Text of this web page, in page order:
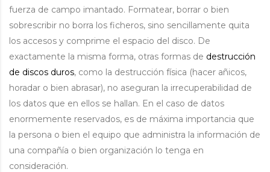
fuerza de campo imantado. Formatear, borrar o bien
sobrescribir no borra los ficheros, sino sencillamente quita
los accesos y comprime el espacio del disco. De
exactamente la misma forma, otras formas de destrucción
de discos duros, como la destrucción física (hacer añicos,
horadar o bien abrasar), no aseguran la irrecuperabilidad de
los datos que en ellos se hallan. En el caso de datos
enormemente reservados, es de máxima importancia que
la persona o bien el equipo que administra la información de
una compañía o bien organización lo tenga en
consideración.